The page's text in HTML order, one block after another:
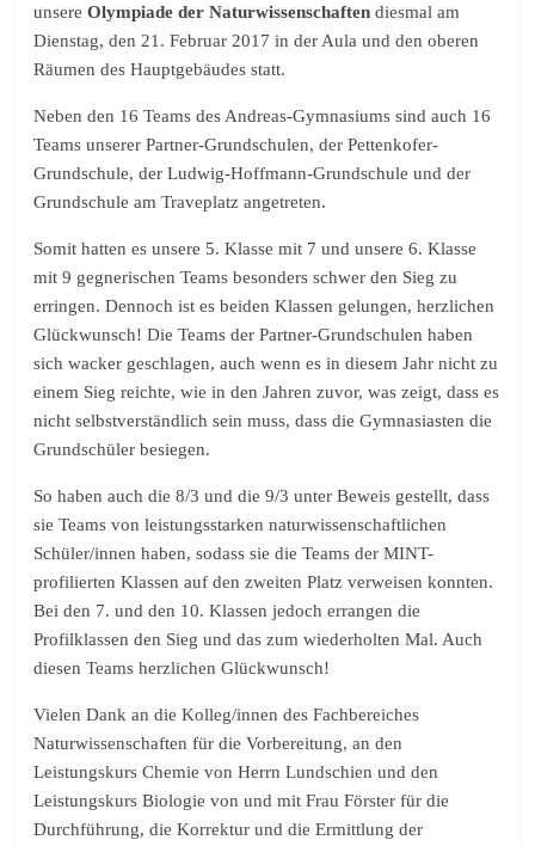
unsere Olympiade der Naturwissenschaften diesmal am
Dienstag, den 21. Februar 2017 in der Aula und den oberen
Räumen des Hauptgebäudes statt.
Neben den 16 Teams des Andreas-Gymnasiums sind auch 16
Teams unserer Partner-Grundschulen, der Pettenkofer-
Grundschule, der Ludwig-Hoffmann-Grundschule und der
Grundschule am Traveplatz angetreten.
Somit hatten es unsere 5. Klasse mit 7 und unsere 6. Klasse
mit 9 gegnerischen Teams besonders schwer den Sieg zu
erringen. Dennoch ist es beiden Klassen gelungen, herzlichen
Glückwunsch! Die Teams der Partner-Grundschulen haben
sich wacker geschlagen, auch wenn es in diesem Jahr nicht zu
einem Sieg reichte, wie in den Jahren zuvor, was zeigt, dass es
nicht selbstverständlich sein muss, dass die Gymnasiasten die
Grundschüler besiegen.
So haben auch die 8/3 und die 9/3 unter Beweis gestellt, dass
sie Teams von leistungsstarken naturwissenschaftlichen
Schüler/innen haben, sodass sie die Teams der MINT-
profilierten Klassen auf den zweiten Platz verweisen konnten.
Bei den 7. und den 10. Klassen jedoch errangen die
Profilklassen den Sieg und das zum wiederholten Mal. Auch
diesen Teams herzlichen Glückwunsch!
Vielen Dank an die Kolleg/innen des Fachbereiches
Naturwissenschaften für die Vorbereitung, an den
Leistungskurs Chemie von Herrn Lundschien und den
Leistungskurs Biologie von und mit Frau Förster für die
Durchführung, die Korrektur und die Ermittlung der